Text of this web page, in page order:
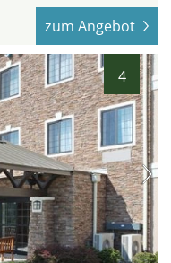
zum Angebot
4